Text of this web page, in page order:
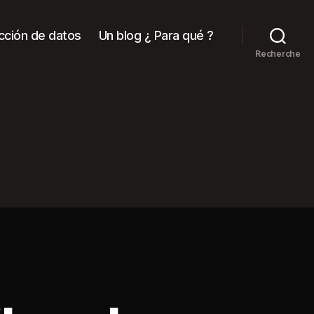
de datos Un blog ¿ Para qué ?
Recherche